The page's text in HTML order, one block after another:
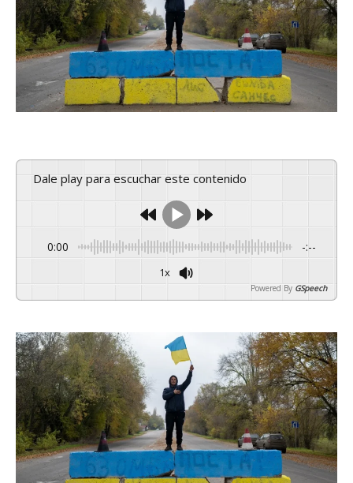
Dale play para escuchar este contenido
0:00 -:--
1x
Powered By GSpeech